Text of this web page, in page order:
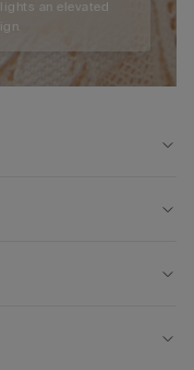
an elevated